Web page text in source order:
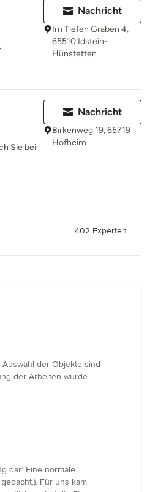
Nachricht
Im Tiefen Graben 4,
65510 Idstein-
Hünstetten
Sie bei
Nachricht
Birkenweg 19, 65719
Hofheim
402 Experten
der Objekte sind
der Arbeiten wurde
dar: Eine normale
Für uns kam